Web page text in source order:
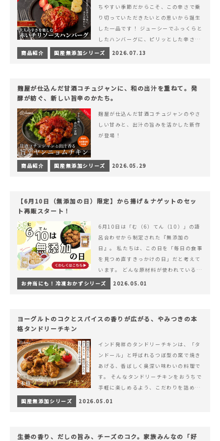
ちやすい季節だからこそ、この辛さで乗
り切っていただきたいとの思いから誕生
した一品です！ ジューシーでふっくらと
したハンバーグに、ピリッとした辛さと
コク深い旨みが楽しめる特製チリソース
&hellip; 続きを読む ピリッと刺激のあ
商品紹介 国産無添加シリーズ 2026.07.13
麹屋が仕込んだ甘酒コチュジャンに、和の出汁を重ねて。発
酵が紡ぐ、新しい旨辛のかたち。
麹屋が仕込んだ甘酒コチュジャンのやさ
しい甘みと、出汁の旨みを活かした新作
が登場！
商品紹介 国産無添加シリーズ 2026.05.29
【6月10日（無添加の日）限定】から揚げ＆ナゲットのセッ
ト再販スタート！
6月10日は「む（6）てん（10）」の語
呂合わせから制定された『無添加の
日』。 私たちは、この日を「毎日の食事
を見つめ直すきっかけの日」だと考えて
います。 どんな原材料が使われているの
か。 どのようにつくられているのか。&
hellip; 続きを読む 【6月10日（無添加
お弁当にも！冷凍おかずシリーズ 2026.05.01
ヨーグルトのコクとスパイスの香りが広がる、やみつきの本
格タンドリーチキン
インド発祥のタンドリーチキンは、「タ
ンドール」と呼ばれるつぼ型の窯で焼き
あげる、香ばしく奥深い味わいの料理で
す。 そんなタンドリーチキンをおうちで
手軽に楽しめるよう、こだわりを詰め込
んで仕上げました。 様々なシーンでお召
国産無添加シリーズ 2026.05.01
生姜の香り、だしの旨み、チーズのコク。家族みんなの「好